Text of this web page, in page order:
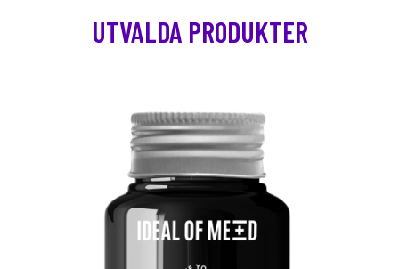
UTVALDA PRODUKTER